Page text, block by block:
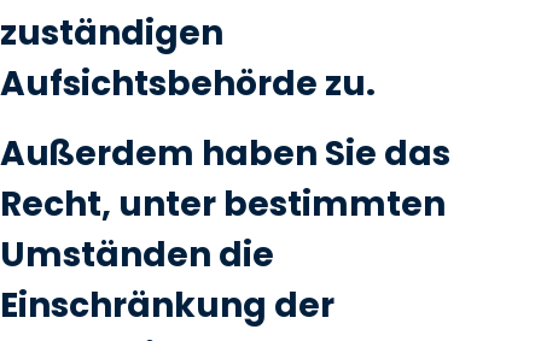
zuständigen
Aufsichtsbehörde zu.
Außerdem haben Sie das
Recht, unter bestimmten
Umständen die
Einschränkung der